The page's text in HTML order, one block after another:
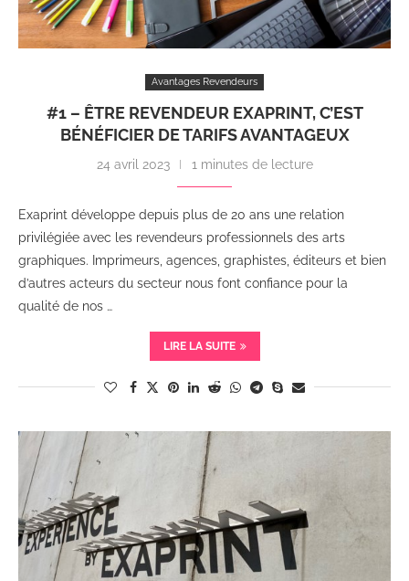
Avantages Revendeurs
#1 – ÊTRE REVENDEUR EXAPRINT, C’EST
BÉNÉFICIER DE TARIFS AVANTAGEUX
24 avril 2023 1 minutes de lecture
Exaprint développe depuis plus de 20 ans une relation
privilégiée avec les revendeurs professionnels des arts
graphiques. Imprimeurs, agences, graphistes, éditeurs et bien
d’autres acteurs du secteur nous font confiance pour la
qualité de nos …
LIRE LA SUITE